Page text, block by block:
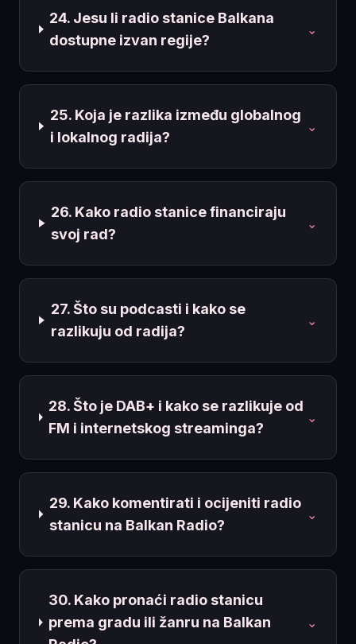
24. Jesu li radio stanice Balkana
dostupne izvan regije?
⌄
25. Koja je razlika između globalnog
i lokalnog radija?
⌄
26. Kako radio stanice financiraju
svoj rad?
⌄
27. Što su podcasti i kako se
razlikuju od radija?
⌄
28. Što je DAB+ i kako se razlikuje od
FM i internetskog streaminga?
⌄
29. Kako komentirati i ocijeniti radio
stanicu na Balkan Radio?
⌄
30. Kako pronaći radio stanicu
prema gradu ili žanru na Balkan
⌄